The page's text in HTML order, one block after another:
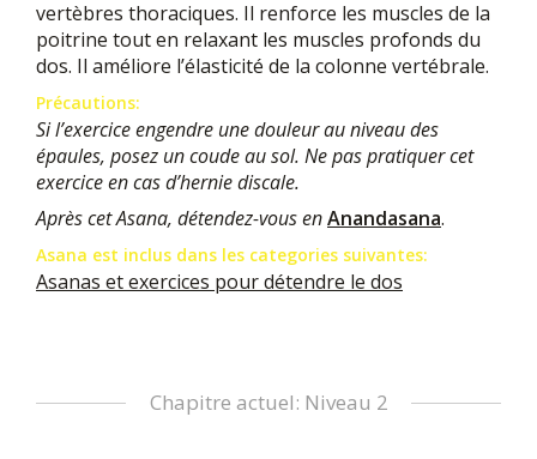
vertèbres thoraciques. Il renforce les muscles de la
poitrine tout en relaxant les muscles profonds du
dos. Il améliore l’élasticité de la colonne vertébrale.
Précautions:
Si l’exercice engendre une douleur au niveau des
épaules, posez un coude au sol. Ne pas pratiquer cet
exercice en cas d’hernie discale.
Après cet Asana, détendez-vous enAnandasana.
Asana est inclus dans les categories suivantes:
Asanas et exercices pour détendre le dos
Chapitre actuel: Niveau 2